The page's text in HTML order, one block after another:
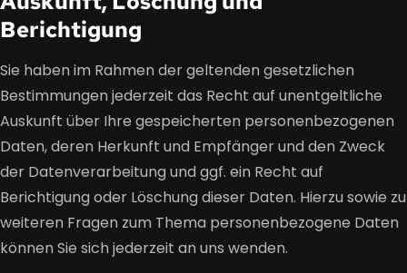
Berichtigung
Sie haben im Rahmen der geltenden gesetzlichen
Bestimmungen jederzeit das Recht auf unentgeltliche
Auskunft über Ihre gespeicherten personenbezogenen
Daten, deren Herkunft und Empfänger und den Zweck
der Datenverarbeitung und ggf. ein Recht auf
Berichtigung oder Löschung dieser Daten. Hierzu sowie zu
weiteren Fragen zum Thema personenbezogene Daten
können Sie sich jederzeit an uns wenden.